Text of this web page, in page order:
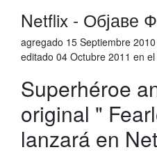
Netflix - Објаве
agregado 15 Septiembre
editado 04 Octubre 2011 en
Superhéroe
original "
lanzará en